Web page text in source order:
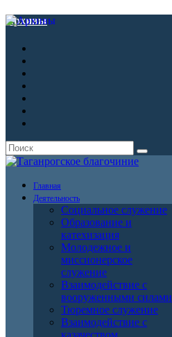
Архивы
Главная
Деятельность
Социальное служение
Образование и
катехизация
Молодежное и
миссионерское
служение
Взаимодействие с
вооруженными силами
Тюремное служение
Взаимодействие с
казачеством